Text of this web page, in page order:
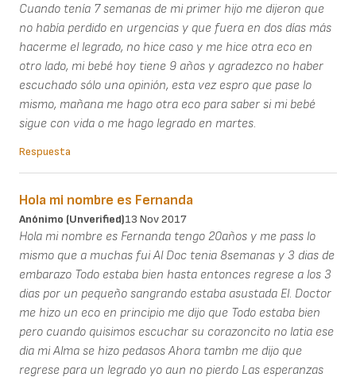
Cuando tenía 7 semanas de mi primer hijo me dijeron que
no había perdido en urgencias y que fuera en dos días más
hacerme el legrado, no hice caso y me hice otra eco en
otro lado, mi bebé hoy tiene 9 años y agradezco no haber
escuchado sólo una opinión, esta vez espro que pase lo
mismo, mañana me hago otra eco para saber si mi bebé
sigue con vida o me hago legrado en martes.
Respuesta
Hola mi nombre es Fernanda
Anónimo (unverified)13 Nov 2017
Hola mi nombre es Fernanda tengo 20años y me pass lo
mismo que a muchas fui Al Doc tenia 8semanas y 3 dias de
embarazo Todo estaba bien hasta entonces regrese a los 3
dias por un pequeño sangrando estaba asustada El. Doctor
me hizo un eco en principio me dijo que Todo estaba bien
pero cuando quisimos escuchar su corazoncito no latia ese
dia mi Alma se hizo pedasos Ahora tambn me dijo que
regrese para un legrado yo aun no pierdo Las esperanzas